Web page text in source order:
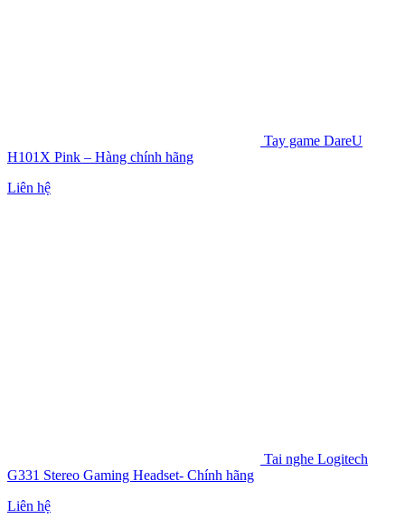
Tay game DareU
H101X Pink – Hàng chính hãng
Liên hệ
Tai nghe Logitech
G331 Stereo Gaming Headset- Chính hãng
Liên hệ